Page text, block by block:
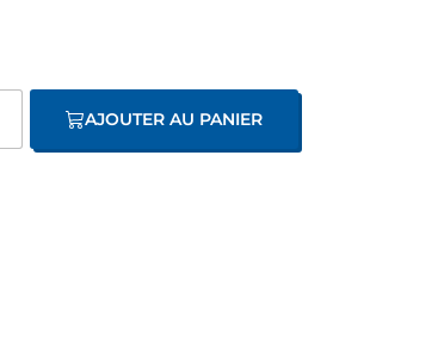
AJOUTER AU PANIER